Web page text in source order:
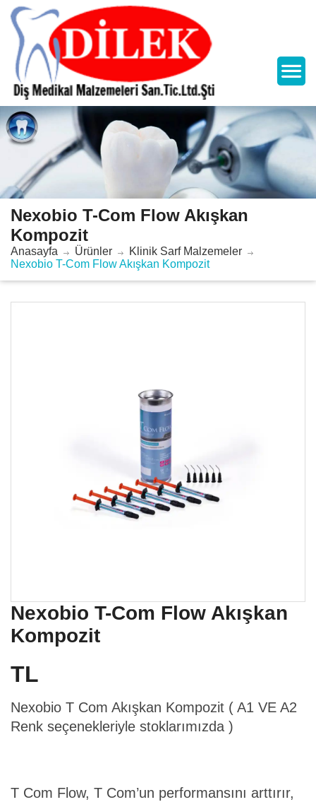
Nexobio T-Com Flow Akışkan
Kompozit
Anasayfa Ürünler
Klinik Sarf Malzemeler
Nexobio T-Com Flow Akışkan Kompozit
Nexobio T-Com Flow Akışkan
Kompozit
TL
Nexobio T Com Akışkan Kompozit ( A1 VE A2
Renk seçenekleriyle stoklarımızda )
T Com Flow, T Com’un performansını arttırır,